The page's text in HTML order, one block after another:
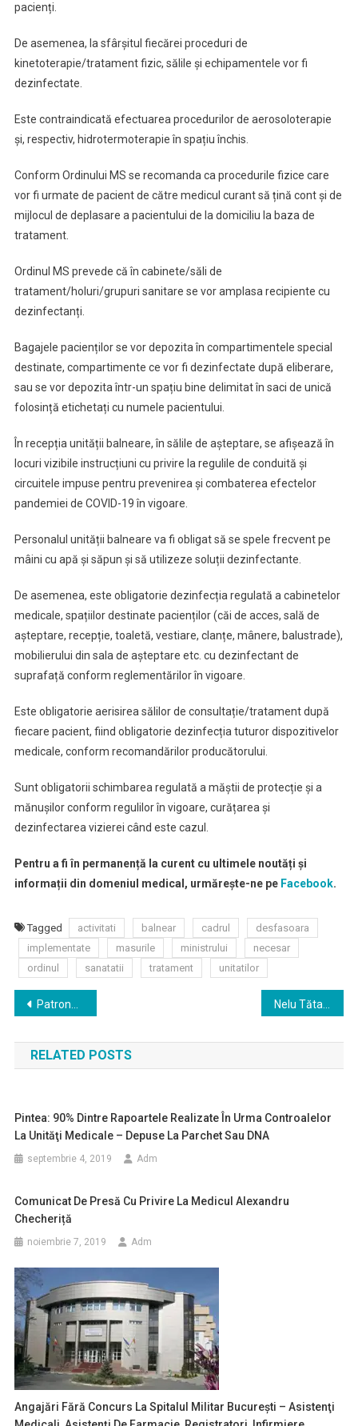
pacienți.
De asemenea, la sfârșitul fiecărei proceduri de
kinetoterapie/tratament fizic, sălile și echipamentele vor fi
dezinfectate.
Este contraindicată efectuarea procedurilor de aerosoloterapie
și, respectiv, hidrotermoterapie în spațiu închis.
Conform Ordinului MS se recomanda ca procedurile fizice care
vor fi urmate de pacient de către medicul curant să țină cont și de
mijlocul de deplasare a pacientului de la domiciliu la baza de
tratament.
Ordinul MS prevede că în cabinete/săli de
tratament/holuri/grupuri sanitare se vor amplasa recipiente cu
dezinfectanți.
Bagajele pacienților se vor depozita în compartimentele special
destinate, compartimente ce vor fi dezinfectate după eliberare,
sau se vor depozita într-un spațiu bine delimitat în saci de unică
folosință etichetați cu numele pacientului.
În recepția unității balneare, în sălile de așteptare, se afișează în
locuri vizibile instrucțiuni cu privire la regulile de conduită și
circuitele impuse pentru prevenirea și combaterea efectelor
pandemiei de COVID-19 în vigoare.
Personalul unității balneare va fi obligat să se spele frecvent pe
mâini cu apă și săpun și să utilizeze soluții dezinfectante.
De asemenea, este obligatorie dezinfecția regulată a cabinetelor
medicale, spațiilor destinate pacienților (căi de acces, sală de
așteptare, recepție, toaletă, vestiare, clanțe, mânere, balustrade),
mobilierului din sala de așteptare etc. cu dezinfectant de
suprafață conform reglementărilor în vigoare.
Este obligatorie aerisirea sălilor de consultație/tratament după
fiecare pacient, fiind obligatorie dezinfecția tuturor dispozitivelor
medicale, conform recomandărilor producătorului.
Sunt obligatorii schimbarea regulată a măștii de protecție și a
mănușilor conform regulilor în vigoare, curățarea și
dezinfectarea vizierei când este cazul.
Pentru a fi în permanență la curent cu ultimele noutăți și
informații din domeniul medical, urmărește-ne pe Facebook.
Tagged activitati balnear cadrul
desfasoara
implementate
masurile ministrului
necesar
ordinul
sanatatii tratament unitatilor
Navigare
în
articole
Patronatul Medicilor de Familie București-Ilfov: Nu mai cereți pacienților să aducă de la medicul de familie bilet de trimitere pentru consult, respectiv bilet de internare
RELATED POSTS
Pintea: 90% Dintre Rapoartele Realizate În Urma Controalelor
La Unităţi Medicale – Depuse La Parchet Sau DNA
septembrie 4, 2019 Adm
Comunicat De Presă Cu Privire La Medicul Alexandru
Checheriță
noiembrie 7, 2019 Adm
Angajări Fără Concurs La Spitalul Militar București – Asistenţi